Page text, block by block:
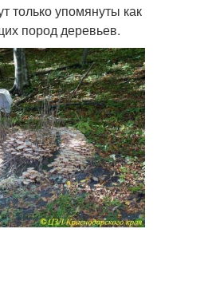
только упомянуты как
пород деревьев.